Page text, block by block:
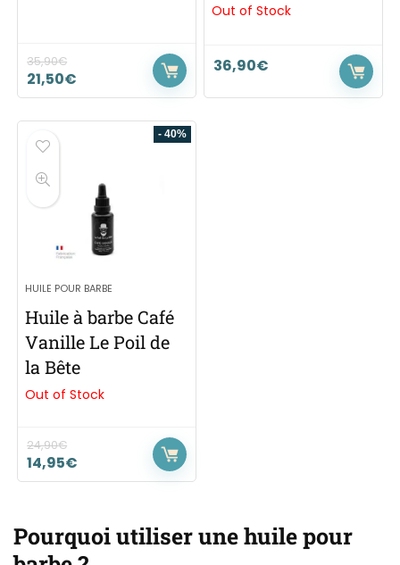
35,90€
21,50€
Out of Stock
36,90€
- 40%
HUILE POUR BARBE
Huile à barbe Café
Vanille Le Poil de
la Bête
Out of Stock
24,90€
14,95€
Pourquoi utiliser une huile pour